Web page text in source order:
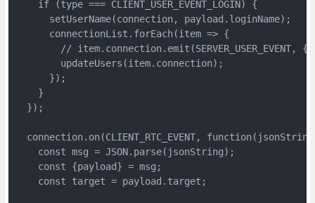
    if (type === CLIENT_USER_EVENT_LOGIN) {
      setUserName(connection, payload.loginName);
      connectionList.forEach(item => {
// item.connection.emit(SERVER_USER_EVENT,
        updateUsers(item.connection);
      });
    }
  });
connection.on(CLIENT_RTC_EVENT,
    const msg = JSON.parse(jsonString);
    const {payload} = msg;
    const target = payload.target;